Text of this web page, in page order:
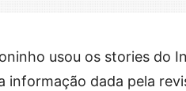
usou os stories do
informação dada pela